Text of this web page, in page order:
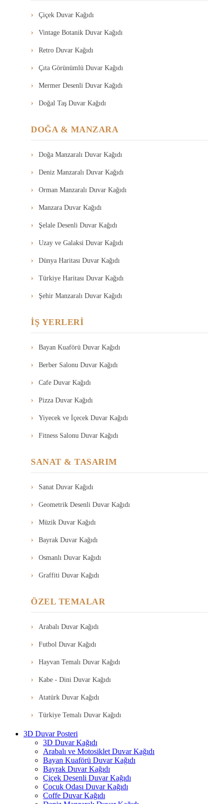
Çiçek Duvar Kağıdı
Vintage Botanik Duvar Kağıdı
Retro Duvar Kağıdı
Çıta Görünümlü Duvar Kağıdı
Mermer Desenli Duvar Kağıdı
Doğal Taş Duvar Kağıdı
DOĞA & MANZARA
Doğa Manzaralı Duvar Kağıdı
Deniz Manzaralı Duvar Kağıdı
Orman Manzaralı Duvar Kağıdı
Manzara Duvar Kağıdı
Şelale Desenli Duvar Kağıdı
Uzay ve Galaksi Duvar Kağıdı
Dünya Haritası Duvar Kağıdı
Türkiye Haritası Duvar Kağıdı
Şehir Manzaralı Duvar Kağıdı
İŞ YERLERİ
Bayan Kuaförü Duvar Kağıdı
Berber Salonu Duvar Kağıdı
Cafe Duvar Kağıdı
Pizza Duvar Kağıdı
Yiyecek ve İçecek Duvar Kağıdı
Fitness Salonu Duvar Kağıdı
SANAT & TASARIM
Sanat Duvar Kağıdı
Geometrik Desenli Duvar Kağıdı
Müzik Duvar Kağıdı
Bayrak Duvar Kağıdı
Osmanlı Duvar Kağıdı
Graffiti Duvar Kağıdı
ÖZEL TEMALAR
Arabalı Duvar Kağıdı
Futbol Duvar Kağıdı
Hayvan Temalı Duvar Kağıdı
Kabe - Dini Duvar Kağıdı
Atatürk Duvar Kağıdı
Türkiye Temalı Duvar Kağıdı
3D Duvar Posteri
3D Duvar Kağıdı
Arabalı ve Motosiklet Duvar Kağıdı
Bayan Kuaförü Duvar Kağıdı
Bayrak Duvar Kağıdı
Çiçek Desenli Duvar Kağıdı
Çocuk Odası Duvar Kağıdı
Coffe Duvar Kağıdı